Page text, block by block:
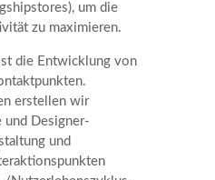
um die
zu maximieren.
die Entwicklung von
erstellen wir
Designer-
und